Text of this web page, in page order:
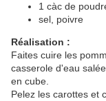
1 càc de
sel, poivre
Réalisation :
Faites cuire les
casserole d'eau
en cube.
Pelez les carottes et